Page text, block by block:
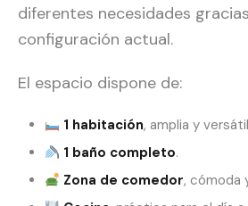
diferentes necesidades
configuración actual.
El espacio dispone de:
1 habitación, amplia y
1 baño completo.
Zona de comedor, cómoda